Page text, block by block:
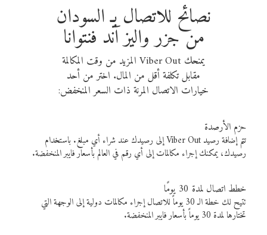
نصائح للاتصال بـ السودان
من جزر واليز آند فنتوانا
يمنحك Viber Out المزيد من وقت المكالمة
مقابل تكلفة أقل من المال. اختر من أحد
خيارات الاتصال المرنة ذات السعر المنخفض:
حزم الأرصدة
تتم إضافة رصيد Viber Out إلى رصيدك عند شراء أي مبلغ. باستخدام
رصيدك، يمكنك إجراء مكالمات إلى أي رقم في العالم بأسعار فايبر المنخفضة.
خطط اتصال لمدة 30 يومًا
تتيح لك خطة الـ 30 يوماً للاتصال إجراء مكالمات دولية إلى الوجهة التي
تختارها لمدة 30 يوماً بأسعار فايبر المنخفضة.